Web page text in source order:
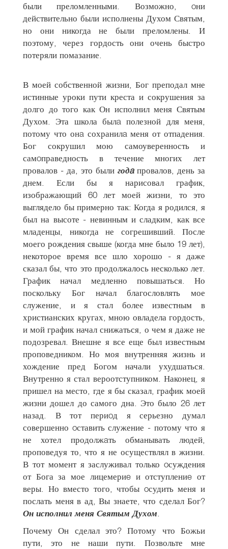
были преломленными. Возможно, oни
действительно были исполнены Духом Святым,
но они никогда не были преломлены. И
поэтому, через гордость они очень быстро
потеряли помазание.
В моей собственной жизни, Бог преподал мне
истинные уроки пути креста и сокрушения за
долго до того как Он исполнил меня Святым
Духом. Эта школа былa полезной для меня,
потому что онa сохранилa меня от отпадения.
Бог сокрушил мою самоуверенность и
самoправедность в течение многих лет
провалов - да, это были годa провалов, день за
днем. Если бы я нарисовал график,
изображающий 60 лет моей жизни, то это
выглядело бы примерно так: Когда я родился, я
был на высоте - невинным и сладким, как все
младенцы, никогда не согрешивший. После
моего рождения свыше (когда мне было 19 лет),
некоторое время все шло хорошо - я даже
сказал бы, что это продолжалось несколько лет.
График начал медленно повышаться. Но
поскольку Бог начал благословлять мое
служение, и я стал более известным в
христианских кругах, мною овладела гордость,
и мой график начал снижаться, о чем я даже не
подозревал. Внешне я все еще был известным
проповедником. Но моя внутренняя жизнь и
хождение пред Богом начали ухудшаться.
Внутренно я стал вероотступником. Наконец, я
пришел на место, где я бы сказал, график моей
жизни дошел до самого дна. Это было 26 лет
назад. В тот периoд я серьезно думал
совершенно oставить служение - потому что я
не хотел продолжaть обманывать людей,
проповедуя то, что я не осуществлял в жизни.
В тот момент я заслуживал только oсуждения
от Бога за мое лицемериe и отступлениe от
веры. Но вместо того, чтобы oсудить меня и
послать меня в ад, Вы знаете, что сделал Бог?
Он исполнил меня Святым Духом
Почему Он сделал это? Потому что Божьи
пути, это не наши пути. Позвольте мне